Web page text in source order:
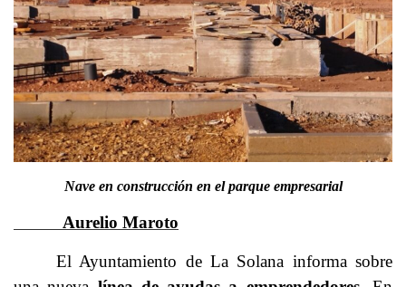
Nave en construcción en el parque empresarial
Aurelio Maroto
El Ayuntamiento de La Solana informa sobre